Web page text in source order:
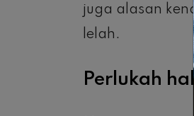
juga alasan
lelah.
Perlukah